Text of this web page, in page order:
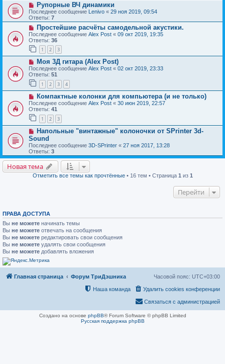
Рупорные ВЧ динамики
Последнее сообщение Lenivo « 29 ноя 2019, 09:54
Ответы: 7
Простейшие расчёты самодельной акустики.
Последнее сообщение Alex Post « 09 окт 2019, 19:35
Ответы: 36
1 2 3
Моя 3Д гитара (Alex Post)
Последнее сообщение Alex Post « 02 окт 2019, 23:33
Ответы: 51
1 2 3 4
Компактные колонки для компьютера (и не только)
Последнее сообщение Alex Post « 30 июн 2019, 22:57
Ответы: 41
1 2 3
Напольные "винтажные" колоночки от SPrinter 3d-
Sound
Последнее сообщение 3D-SPrinter « 27 ноя 2017, 13:28
Ответы: 3
Новая тема
Отметить все темы как прочтённые• 16 тем • Страница 1 из 1
Перейти
ПРАВА ДОСТУПА
Вы не можете начинать темы
Вы не можете отвечать на сообщения
Вы не можете редактировать свои сообщения
Вы не можете удалять свои сообщения
Вы не можете добавлять вложения
Главная страница Форум ТриДэшника Часовой пояс: UTC+03:00
Удалить cookies конференции
Наша команда
Связаться с администрацией
Создано на основе phpBB® Forum Software © phpBB Limited
Русская поддержка phpBB